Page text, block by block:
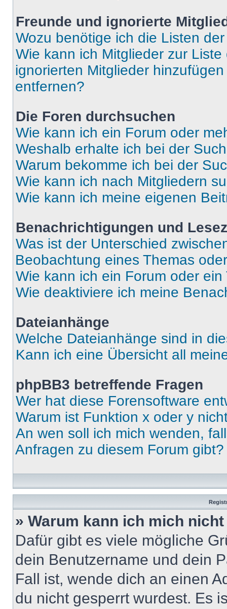
Freunde und ignorierte
Wozu benötige ich die Listen
Wie kann ich Mitglieder zur
ignorierten Mitglieder
entfernen?
Die Foren durchsuchen
Wie kann ich ein Forum oder
Weshalb erhalte ich bei der
Warum bekomme ich bei der
Wie kann ich nach Mitgliedern
Wie kann ich meine eigenen
Benachrichtigungen und
Was ist der Unterschied
Beobachtung eines Themas
Wie kann ich ein Forum oder
Wie deaktiviere ich meine
Dateianhänge
Welche Dateianhänge sind in
Kann ich eine Übersicht all
phpBB3 betreffende Fragen
Wer hat diese Forensoftware
Warum ist Funktion x oder y
An wen soll ich mich wenden,
Anfragen zu diesem Forum gibt?
» Warum kann ich mich
Dafür gibt es viele mögliche
dein Benutzername und dein
Fall ist, wende dich an einen
du nicht gesperrt wurdest. Es